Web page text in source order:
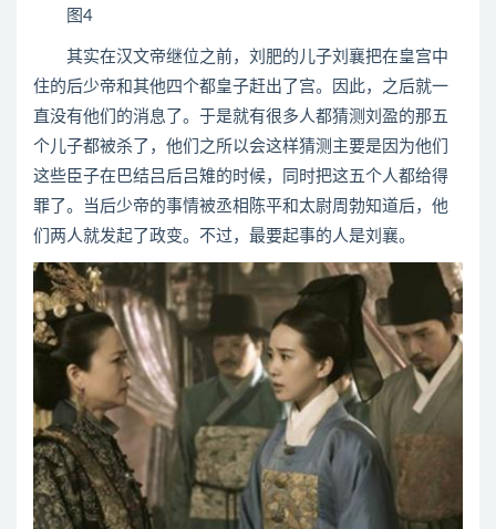
图4
其实在汉文帝继位之前，刘肥的儿子刘襄把在皇宫中
住的后少帝和其他四个都皇子赶出了宫。因此，之后就一
直没有他们的消息了。于是就有很多人都猜测刘盈的那五
个儿子都被杀了，他们之所以会这样猜测主要是因为他们
这些臣子在巴结吕后吕雉的时候，同时把这五个人都给得
罪了。当后少帝的事情被丞相陈平和太尉周勃知道后，他
们两人就发起了政变。不过，最要起事的人是刘襄。